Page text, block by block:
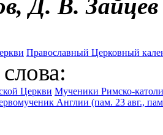
Д. В. Зайцев
Православный Церковный
Церкви Мученики Римско-
Англии (пам. 23 авг.,